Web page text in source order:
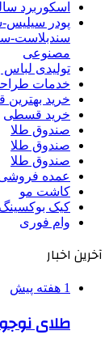
اسکوربرد
پودر
سندبلاست-
مصنوعی
تولیدی
خدمات
خرید بهترین
خرید قسطی
صندوق طلا
صندوق طلا
صندوق طلا
عمده
کاشت مو
کیک بوکسینگ
وام فوری
آخرین اخبار
1 هفته پیش
طلای